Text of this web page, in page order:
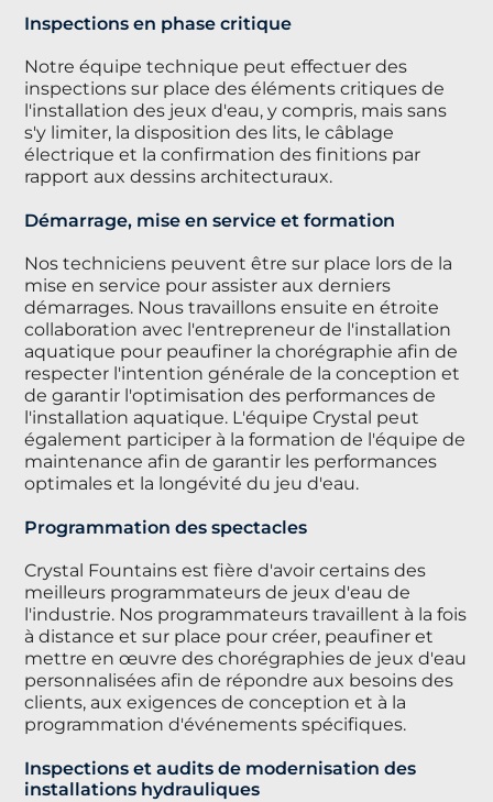
Inspections en phase critique
Notre équipe technique peut effectuer des
inspections sur place des éléments critiques de
l'installation des jeux d'eau, y compris, mais sans
s'y limiter, la disposition des lits, le câblage
électrique et la confirmation des finitions par
rapport aux dessins architecturaux.
Démarrage, mise en service et formation
Nos techniciens peuvent être sur place lors de la
mise en service pour assister aux derniers
démarrages. Nous travaillons ensuite en étroite
collaboration avec l'entrepreneur de l'installation
aquatique pour peaufiner la chorégraphie afin de
respecter l'intention générale de la conception et
de garantir l'optimisation des performances de
l'installation aquatique. L'équipe Crystal peut
également participer à la formation de l'équipe de
maintenance afin de garantir les performances
optimales et la longévité du jeu d'eau.
Programmation des spectacles
Crystal Fountains est fière d'avoir certains des
meilleurs programmateurs de jeux d'eau de
l'industrie. Nos programmateurs travaillent à la fois
à distance et sur place pour créer, peaufiner et
mettre en œuvre des chorégraphies de jeux d'eau
personnalisées afin de répondre aux besoins des
clients, aux exigences de conception et à la
programmation d'événements spécifiques.
Inspections et audits de modernisation des
installations hydrauliques